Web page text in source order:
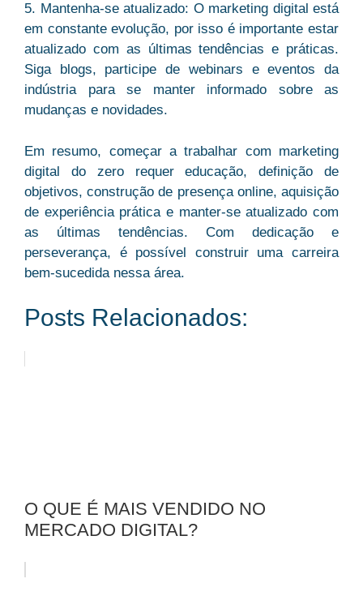
5. Mantenha-se atualizado: O marketing digital está
em constante evolução, por isso é importante estar
atualizado com as últimas tendências e práticas.
Siga blogs, participe de webinars e eventos da
indústria para se manter informado sobre as
mudanças e novidades.
Em resumo, começar a trabalhar com marketing
digital do zero requer educação, definição de
objetivos, construção de presença online, aquisição
de experiência prática e manter-se atualizado com
as últimas tendências. Com dedicação e
perseverança, é possível construir uma carreira
bem-sucedida nessa área.
Posts Relacionados:
O QUE É MAIS VENDIDO NO
MERCADO DIGITAL?